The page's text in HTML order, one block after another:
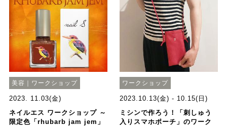
美容｜ワークショップ
2023. 11.03(金)
ネイルエス ワークショップ ～
限定色「rhubarb jam jem」
ワークショップ
2023.10.13(金) - 10.15(日)
ミシンで作ろう！「刺しゅう
入りスマホポーチ」のワーク